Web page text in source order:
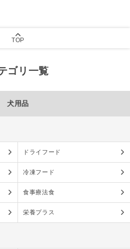
TOP
ゴリ一覧
犬用品
ドライフード
冷凍フード
食事療法食
栄養プラス